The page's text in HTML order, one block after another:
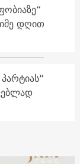
დღით